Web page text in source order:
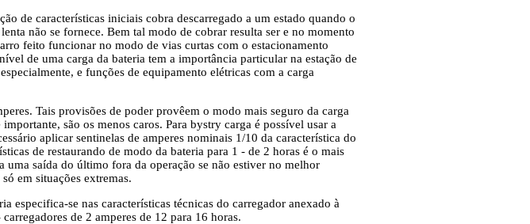
de características iniciais cobra descarregado a um estado quando o
não se fornece. Bem tal modo de cobrar resulta ser e no momento
feito funcionar no modo de vias curtas com o estacionamento
de uma carga da bateria tem a importância particular na estação de
e funções de equipamento elétricas com a carga
Tais provisões de poder provêem o modo mais seguro da carga
são os menos caros. Para bystry carga é possível usar a
aplicar sentinelas de amperes nominais 1/10 da característica do
de restaurando de modo da bateria para 1 - de 2 horas é o mais
uma saída do último fora da operação se não estiver no melhor
em situações extremas.
especifica-se nas características técnicas do carregador anexado à
de 2 amperes de 12 para 16 horas.